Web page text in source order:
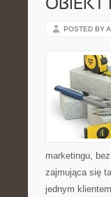
OBIEKT
POSTED BY
marketingu,
zajmująca się
jednym